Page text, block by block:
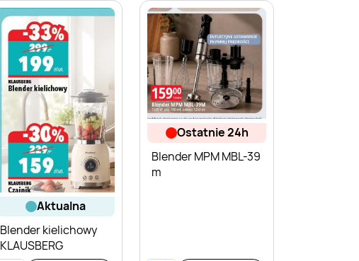
aktualna
Blender kielichowy
KLAUSBERG
ostatnie 24h
Blender MPM MBL-39
m